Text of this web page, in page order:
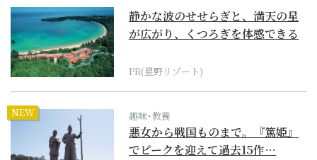
静かな波のせせらぎと、満天の星
が広がり、くつろぎを体感できる
PR(星野リゾート)
NEW 趣味･教養
悪女から戦国ものまで。『篤姫』
でピークを迎えて過去15作…